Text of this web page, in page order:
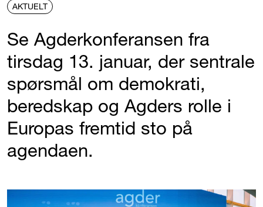
AKTUELT
Se Agderkonferansen fra
tirsdag 13. januar, der sentrale
spørsmål om demokrati,
beredskap og Agders rolle i
Europas fremtid sto på
agendaen.